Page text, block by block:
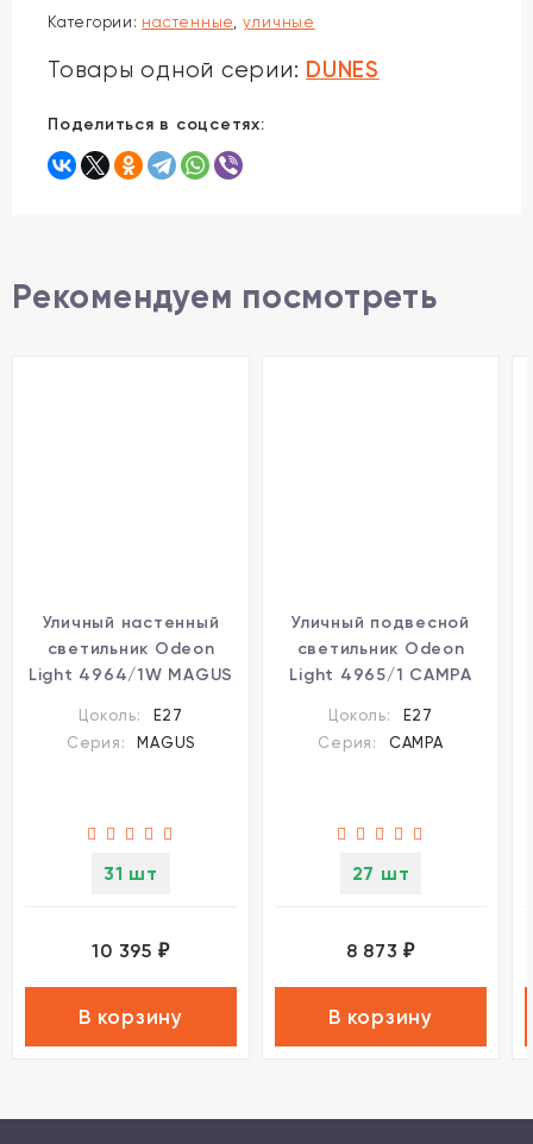
Категории: настенные уличные
Товары одной серии: DUNES
Поделиться в соцсетях:
Рекомендуем посмотреть
Уличный настенный
светильник Odeon
Light 4964/1W MAGUS
1*60W
Цоколь:
E27
Серия:
MAGUS
31 шт
10 395 ₽
В корзину
Уличный подвесной
светильник Odeon
Light 4965/1 CAMPA
1*60W
Цоколь:
E27
Серия:
CAMPA
27 шт
8 873₽
В корзину